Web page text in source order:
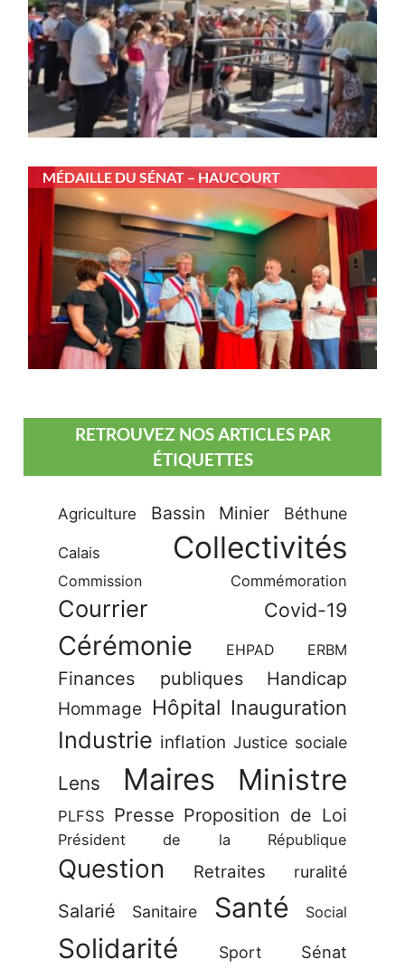
MÉDAILLE DU SÉNAT – HAUCOURT
RETROUVEZ NOS ARTICLES PAR
ÉTIQUETTES
Agriculture Bassin Minier Béthune
Calais Collectivités
Commission Commémoration
Courrier Covid-19
Cérémonie EHPAD ERBM
Finances publiques Handicap
Hommage Hôpital Inauguration
Industrie inflation Justice sociale
Lens Maires Ministre
PLFSS Presse Proposition de Loi
Président de la République
Question Retraites ruralité
Salarié Sanitaire Santé Social
Solidarité Sport Sénat